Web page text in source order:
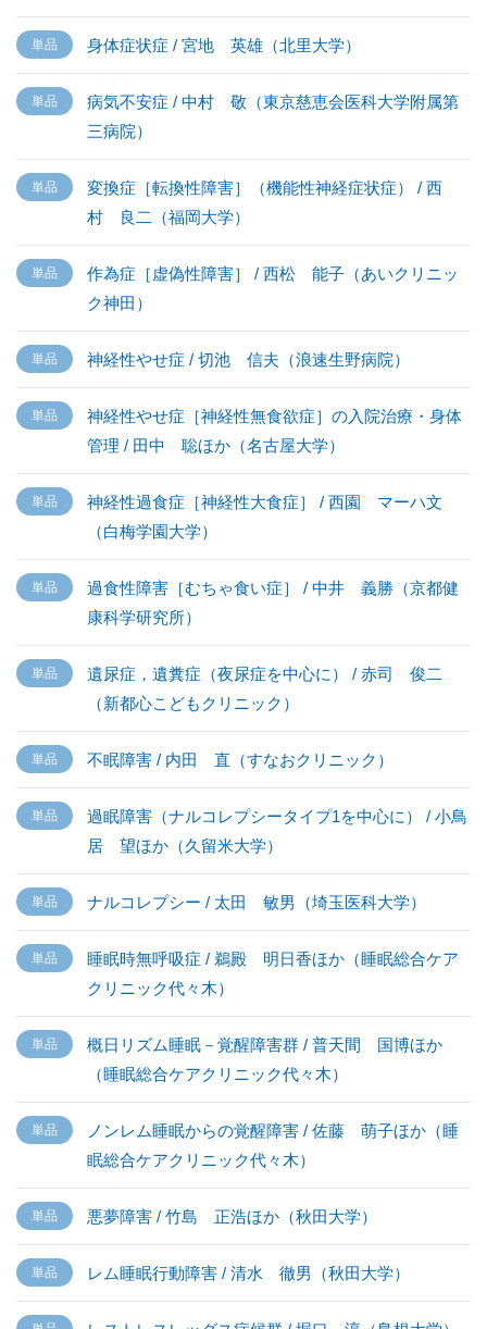
身体症状症 / 宮地 英雄（北里大学）
病気不安症 / 中村 敬（東京慈恵会医科大学附属第
三病院）
変換症［転換性障害］（機能性神経症状症） / 西
村 良二（福岡大学）
作為症［虚偽性障害］ / 西松 能子（あいクリニッ
ク神田）
神経性やせ症 / 切池 信夫（浪速生野病院）
神経性やせ症［神経性無食欲症］の入院治療・身体
管理 / 田中 聡ほか（名古屋大学）
神経性過食症［神経性大食症］ / 西園 マーハ文
（白梅学園大学）
過食性障害［むちゃ食い症］ / 中井 義勝（京都健
康科学研究所）
遺尿症，遺糞症（夜尿症を中心に） / 赤司 俊二
（新都心こどもクリニック）
不眠障害 / 内田 直（すなおクリニック）
過眠障害（ナルコレプシータイプ1を中心に） / 小鳥
居 望ほか（久留米大学）
ナルコレプシー / 太田 敏男（埼玉医科大学）
睡眠時無呼吸症 / 鵜殿 明日香ほか（睡眠総合ケア
クリニック代々木）
概日リズム睡眠－覚醒障害群 / 普天間 国博ほか
（睡眠総合ケアクリニック代々木）
ノンレム睡眠からの覚醒障害 / 佐藤 萌子ほか（睡
眠総合ケアクリニック代々木）
悪夢障害 / 竹島 正浩ほか（秋田大学）
レム睡眠行動障害 / 清水 徹男（秋田大学）